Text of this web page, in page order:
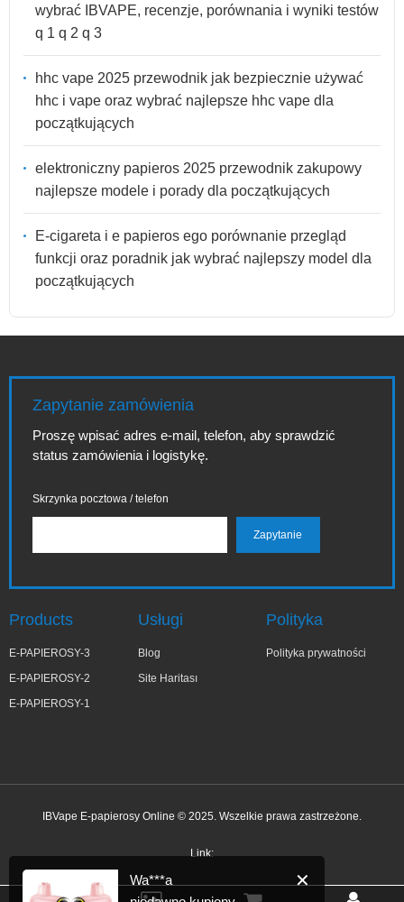
wybrać IBVAPE, recenzje, porównania i wyniki testów
q 1 q 2 q 3
hhc vape 2025 przewodnik jak bezpiecznie używać
hhc i vape oraz wybrać najlepsze hhc vape dla
początkujących
elektroniczny papieros 2025 przewodnik zakupowy
najlepsze modele i porady dla początkujących
E-cigareta i e papieros ego porównanie przegląd
funkcji oraz poradnik jak wybrać najlepszy model dla
początkujących
Zapytanie zamówienia
Proszę wpisać adres e-mail, telefon, aby sprawdzić
status zamówienia i logistykę.
Skrzynka pocztowa / telefon
Products
E-PAPIEROSY-3
E-PAPIEROSY-2
E-PAPIEROSY-1
Usługi
Blog
Site Haritası
Polityka
Polityka prywatności
IBVape E-papierosy Online © 2025. Wszelkie prawa zastrzeżone.
Link:
✕
Wa***a